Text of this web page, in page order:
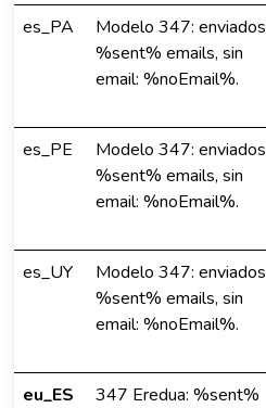
es_PA
Modelo 347: enviados
%sent% emails, sin
email: %noEmail%.
es_PE
Modelo 347: enviados
%sent% emails, sin
email: %noEmail%.
es_UY
Modelo 347: enviados
%sent% emails, sin
email: %noEmail%.
eu_ES
347 Eredua: %sent%